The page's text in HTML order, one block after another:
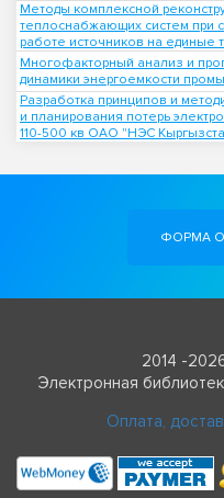
Методы комплексной
теплоснабжающих систем при
работе источников на единые
Многофакторный анализ и
динамики энергоемкости
Разработка принципов и
и планирования потерь
110-500 кв ОАО "НЭС
ФОРМА
2014 -
Электронная
Оплата,